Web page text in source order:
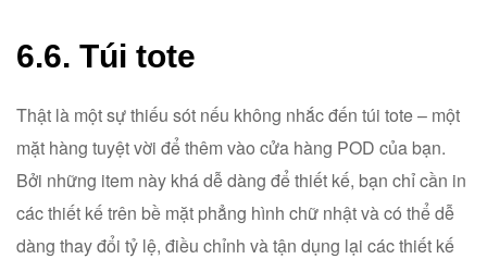
6.6. Túi tote
Thật là một sự thiếu sót nếu không nhắc đến túi tote – một
mặt hàng tuyệt vời để thêm vào cửa hàng POD của bạn.
Bởi những item này khá dễ dàng để thiết kế, bạn chỉ cần in
các thiết kế trên bề mặt phẳng hình chữ nhật và có thể dễ
dàng thay đổi tỷ lệ, điều chỉnh và tận dụng lại các thiết kế